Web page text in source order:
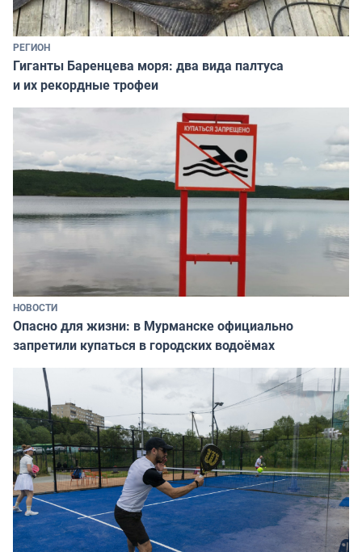
РЕГИОН
Гиганты Баренцева моря: два вида палтуса
и их рекордные трофеи
НОВОСТИ
Опасно для жизни: в Мурманске официально
запретили купаться в городских водоёмах